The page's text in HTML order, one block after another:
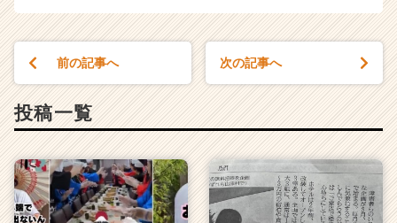
キ
（C
e
r
C
a
r
前の記事へ 次の記事へ
投稿一覧